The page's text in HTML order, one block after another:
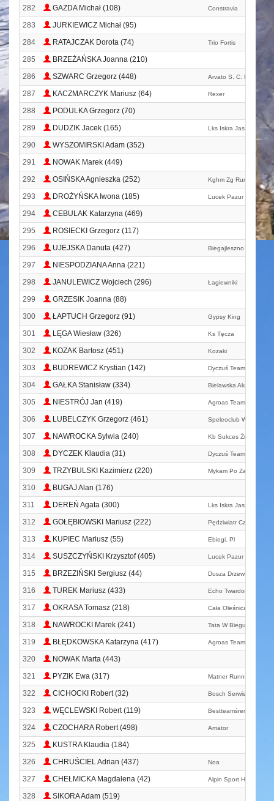
282 GAZDA Michał (108) Constravia
283
JURKIEWICZ Michał (95)
284
RATAJCZAK Dorota (74) Trio Fortis
285
BRZEŻAŃSKA Joanna (210)
286
SZWARC Grzegorz (448) Arvato S. C. Rep
287 KACZMARCZYK Mariusz (64) Rexer
288
PODULKA Grzegorz (70)
289
DUDZIK Jacek (165) Lks Iskra Jaszkowa
290
WYSZOMIRSKI Adam (352)
291
NOWAK Marek (449)
292
OSIŃSKA Agnieszka (252) Kghm Zg Run
293 DROŻYŃSKA Iwona (185) Lucek Pazur Team
294
CEBULAK Katarzyna (469)
295
ROSIECKI Grzegorz (117)
296
UJEJSKA Danuta (427) Biegajleszno
297
NIESPODZIANA Anna (221)
298
JANULEWICZ Wojciech (296) Łagiewniki
299
GRZESIK Joanna (88)
300
ŁAPTUCH Grzegorz (91) Gypsy King
301 LĘGA Wiesław (326) Ks Tęcza
302 KOZAK Bartosz (451) Kozaki
303 BUDREWICZ Krystian (142) Dyczuś Team
304 GAŁKA Stanisław (334) Bielawska Akademia
305 NIESTRÓJ Jan (419) Agroas Team
306 LUBELCZYK Grzegorz (461) Speleoclub Wrocław
307 NAWROCKA Sylwia (240) Kb Sukces Żmigród
308 DYCZEK Klaudia (31) Dyczuś Team
309 TRZYBULSKI Kazimierz (220) Mykam Po Zatorzu
310
BUGAJ Alan (176)
311
DEREŃ Agata (300) Lks Iskra Jaszkowa
312 GOŁĘBIOWSKI Mariusz (222) Pędziwiatr Czołowo
313 KUPIEC Mariusz (55) Ebiegi. Pl
314 SUSZCZYŃSKI Krzysztof (405) Lucek Pazur Team
315 BRZEZIŃSKI Sergiusz (44) Dusza Drzewa
316 TUREK Mariusz (433) Echo Twardogóra
317 OKRASA Tomasz (218) Cała Oleśnica Biega
318 NAWROCKI Marek (241) Tata W Biegu
319 BŁĘDKOWSKA Katarzyna (417) Agroas Team
320
NOWAK Marta (443)
321
PYZIK Ewa (317) Matner Running Team
322 CICHOCKI Robert (32) Bosch Serwis
323 WĘCLEWSKI Robert (119) Bestteamśrem
324 CZOCHARA Robert (498) Amator
325
KUSTRA Klaudia (184)
326
CHRUŚCIEL Adrian (437) Noa
327 CHEŁMICKA Magdalena (42) Alpin Sport Hoka One
328
SIKORA Adam (519)